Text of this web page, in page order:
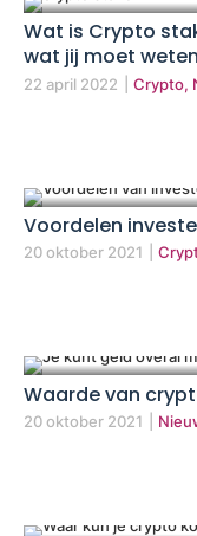
Wat is Crypto
wat jij moet
22 april 2022 Crypto,
Voordelen
20 oktober 2021
Waarde van
20 oktober 2021